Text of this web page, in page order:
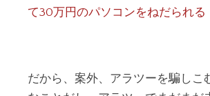
て30万円のパソコンをねだられる
だから、案外、アラツーを騙しこ